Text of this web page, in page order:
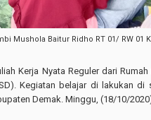
Mushola Baitur Ridho RT 01/ RW 01
Kerja Nyata Reguler dari
Kegiatan belajar di lakukan di
Demak. Minggu, (18/10/